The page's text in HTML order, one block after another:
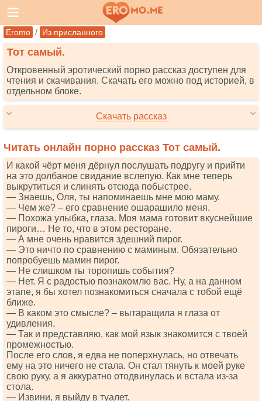
Eromo / Из присланного
Тот самый.
Откровенный эротический порно рассказ доступен для
чтения и скачивания. Скачать его можно под историей, в
отдельном блоке.
Скачать рассказ
Читать онлайн порно рассказ Тот самый.
И какой чёрт меня дёрнул послушать подругу и прийти
на это долбаное свидание вслепую. Как мне теперь
выкрутиться и слинять отсюда побыстрее.
— Знаешь, Оля, ты напоминаешь мне мою маму.
— Чем же? – его сравнение ошарашило меня.
— Похожа улыбка, глаза. Моя мама готовит вкуснейшие
пироги… Не то, что в этом ресторане.
— А мне очень нравится здешний пирог.
— Это ничто по сравнению с маминым. Обязательно
попробуешь мамин пирог.
— Не слишком ты торопишь события?
— Нет. Я с радостью познакомлю вас. Ну, а на данном
этапе, я бы хотел познакомиться сначала с тобой ещё
ближе.
— В каком это смысле? – вытаращила я глаза от
удивления.
— Так и представляю, как мой язык знакомится с твоей
промежностью.
После его слов, я едва не поперхнулась, но отвечать
ему на это ничего не стала. Он стал тянуть к моей руке
свою руку, а я аккуратно отодвинулась и встала из-за
стола.
— Извини, я выйду в туалет.